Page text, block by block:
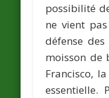
possibilité
ne vient
défense
moisson de
Francisco,
essentielle.